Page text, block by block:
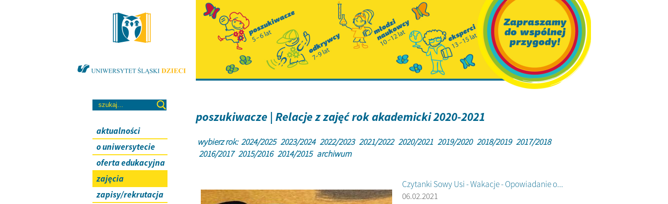
aktualności
o uniwersytecie
oferta edukacyjna
zajęcia
zapisy/rekrutacja
poszukiwacze | Relacje z zajęć rok akademicki 2020-2021
wybierz rok: 2024/2025 2023/2024 2022/2023 2021/2022 2020/2021 2019/2020 2018/2019 2017/2018
2016/2017 2015/2016 2014/2015 archiwum
Czytanki Sowy Usi - Wakacje - Opowiadanie o...
06.02.2021